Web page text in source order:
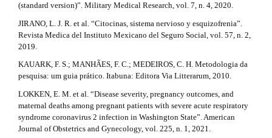
(standard version)”. Military Medical Research, vol. 7, n. 4, 2020.
JIRANO, L. J. R. et al. “Citocinas, sistema nervioso y esquizofrenia”.
Revista Medica del Instituto Mexicano del Seguro Social, vol. 57, n. 2,
2019.
KAUARK, F. S.; MANHÃES, F. C.; MEDEIROS, C. H. Metodologia da
pesquisa: um guia prático. Itabuna: Editora Via Litterarum, 2010.
LOKKEN, E. M. et al. “Disease severity, pregnancy outcomes, and
maternal deaths among pregnant patients with severe acute respiratory
syndrome coronavirus 2 infection in Washington State”. American
Journal of Obstetrics and Gynecology, vol. 225, n. 1, 2021.